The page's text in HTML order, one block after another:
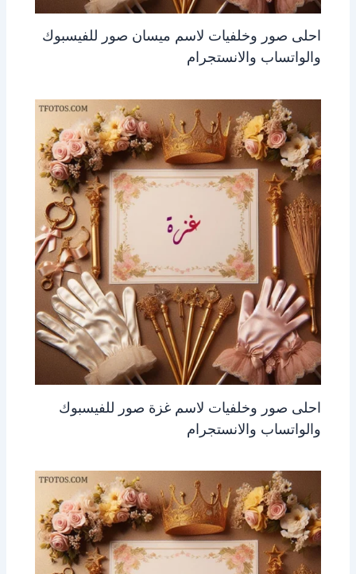
احلى صور وخلفيات لاسم ميسان صور للفيسبوك
والواتساب والانستجرام
احلى صور وخلفيات لاسم غزة صور للفيسبوك
والواتساب والانستجرام